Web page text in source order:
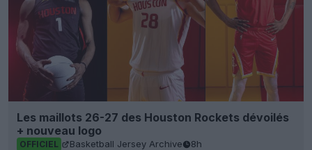
Les maillots 26-27 des Houston Rockets dévoilés
+ nouveau logo
OFFICIEL Basketball Jersey Archive 8h